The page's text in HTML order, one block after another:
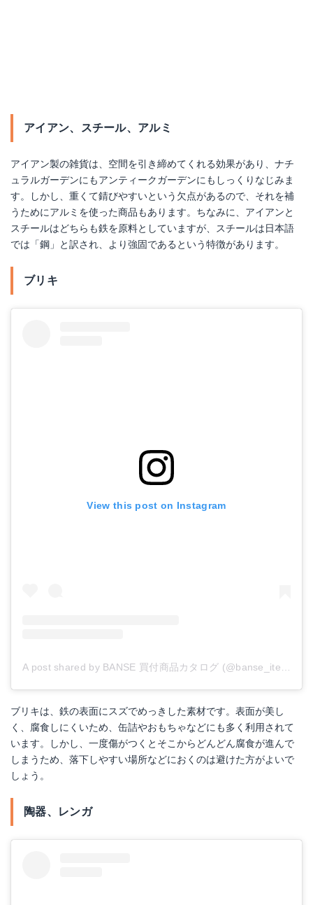
Amazonで詳細を見る
楽天で詳細を見る
アイアン、スチール、アルミ
アイアン製の雑貨は、空間を引き締めてくれる効果があり、ナチ
ュラルガーデンにもアンティークガーデンにもしっくりなじみま
す。しかし、重くて錆びやすいという欠点があるので、それを補
うためにアルミを使った商品もあります。ちなみに、アイアンと
スチールはどちらも鉄を原料としていますが、スチールは日本語
では「鋼」と訳され、より強固であるという特徴があります。
ブリキ
View this post on Instagram
ブリキは、鉄の表面にスズでめっきした素材です。表面が美し
く、腐食しにくいため、缶詰やおもちゃなどにも多く利用されて
います。しかし、一度傷がつくとそこからどんどん腐食が進んで
しまうため、落下しやすい場所などにおくのは避けた方がよいで
しょう。
陶器、レンガ